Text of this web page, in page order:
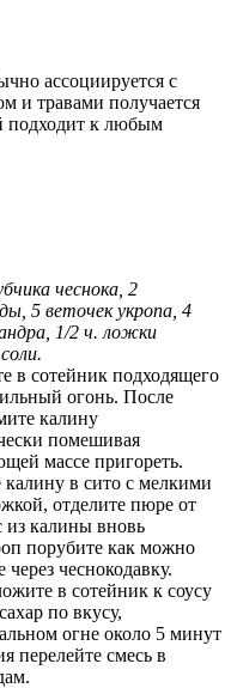
ассоциируется с
и травами получается
подходит к любым
чеснока, 2
5 веточек укропа, 4
1/2 ч. ложки
в сотейник подходящего
огонь. После
калину
помешивая
массе пригореть.
в сито с мелкими
отделите пюре от
из калины вновь
порубите как можно
чеснокодавку.
в сотейник к соусу
по вкусу,
огне около 5 минут
перелейте смесь в